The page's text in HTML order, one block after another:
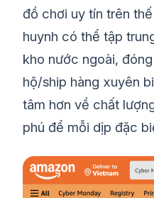
đồ chơi uy tín trên
huynh có thể tập
kho nước ngoài,
hộ/ship hàng xuyên
tâm hơn về chất
phú để mỗi dịp đặc